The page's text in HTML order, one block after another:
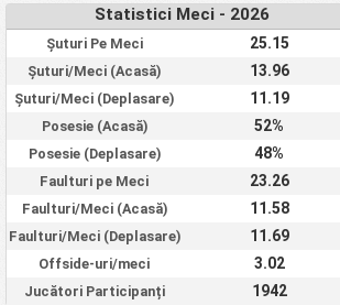
Statistici Meci - 2026
Șuturi Pe Meci 25.15
Șuturi/Meci (Acasă) 13.96
Șuturi/Meci (Deplasare) 11.19
Posesie (Acasă) 52%
Posesie (Deplasare) 48%
Faulturi pe Meci 23.26
Faulturi/Meci (Acasă) 11.58
Faulturi/Meci (Deplasare) 11.69
Offside-uri/meci 3.02
Jucători Participanți 1942